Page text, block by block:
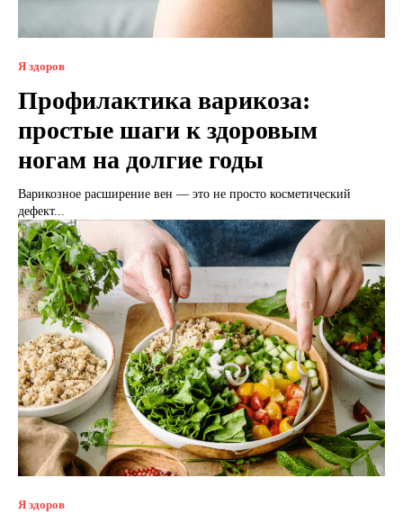
Я здоров
Профилактика варикоза:
простые шаги к здоровым
ногам на долгие годы
Варикозное расширение вен — это не просто косметический
дефект...
Я здоров